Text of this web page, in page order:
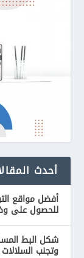
أحدث
أفضل مواقع
للحصول على
شكل البط
وتجنب